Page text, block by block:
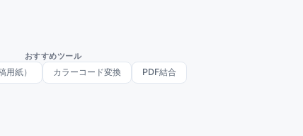
おすすめツール
用紙） カラーコード変換 PDF結合